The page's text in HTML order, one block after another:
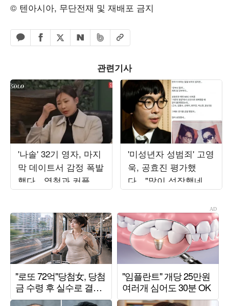
© 텐아시아, 무단전재 및 재배포 금지
카카오톡 공유하기
페이스북 공유하기
엑스 공유하기
네이버 공유하기
밴드 공유하기
URL복사
관련기사
'나솔' 32기 영자, 마지
막 데이트서 감정 폭발
했다…영철과 커플 되
지 못한 이유는 ('촌장')
'미성년자 성범죄' 고영
욱, 공효진 평가했
다…"많이 성장했네,
신인 때 같이 MBC 출